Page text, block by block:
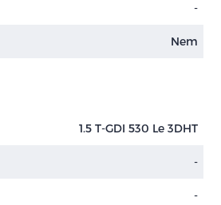
-
Nem
1.5 T-GDI 530 Le 3DHT
-
-